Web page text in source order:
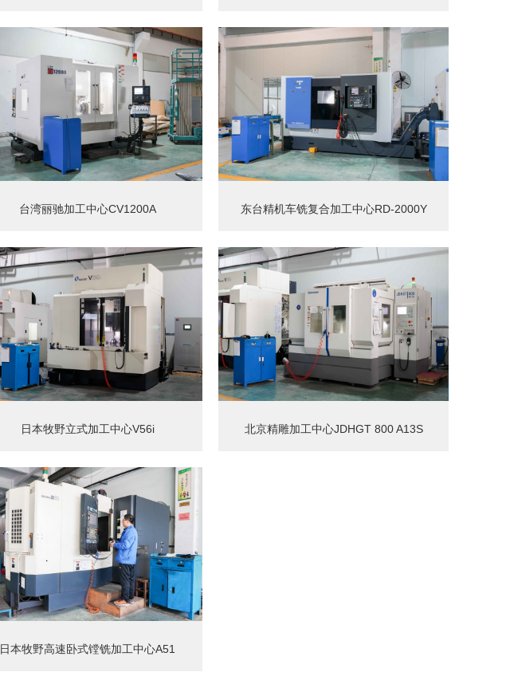
台湾丽驰加工中心CV1200A 东台精机车铣复合加工中心RD-2000Y
日本牧野立式加工中心V56i 北京精雕加工中心JDHGT 800 A13S
日本牧野高速卧式镗铣加工中心A51